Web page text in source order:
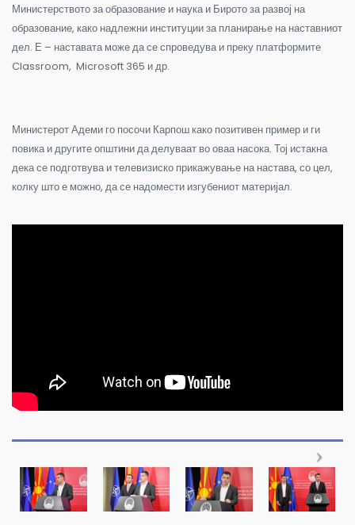
Министерството за образование и наука и Бирото за развој на
образование, како надлежни институции за планирање на наставниот
дел. Е – наставата може да се спроведува и преку платформите
Classroom, Microsoft 365 и др.
Министерот Адеми го посочи Карпош како позитивен пример и ги
повика и другите општини да делуваат во оваа насока. Тој истакна
дека се подготвува и телевизиско прикажување на настава, со цел,
колку што е можно, да се надомести изгубениот материјал.